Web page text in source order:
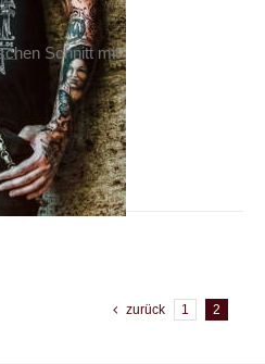
Schnitt mit
zurück 1 2